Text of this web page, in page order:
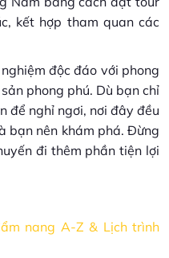
kết hợp tham quan các
độc đáo với phong
phong phú. Dù bạn chỉ
để nghỉ ngơi, nơi đây đều
bạn nên khám phá. Đừng
đi thêm phần tiện lợi
nang A-Z & Lịch trình